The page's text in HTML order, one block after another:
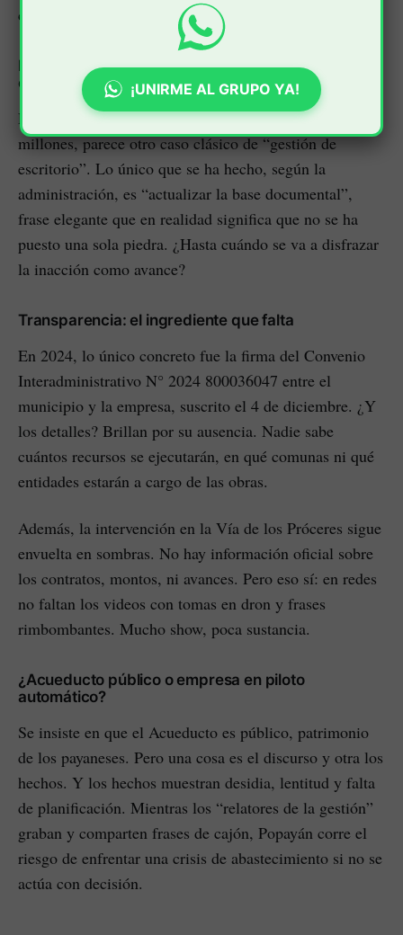
comunicados optimistas?
Interceptor Cauca V: presupuesto millonario, cero
ejecución
El Interceptor Cauca V, con un presupuesto de $3.500
millones, parece otro caso clásico de “gestión de
escritorio”. Lo único que se ha hecho, según la
administración, es “actualizar la base documental”,
frase elegante que en realidad significa que no se ha
puesto una sola piedra. ¿Hasta cuándo se va a disfrazar
la inacción como avance?
Transparencia: el ingrediente que falta
En 2024, lo único concreto fue la firma del Convenio
Interadministrativo N° 2024 800036047 entre el
municipio y la empresa, suscrito el 4 de diciembre. ¿Y
los detalles? Brillan por su ausencia. Nadie sabe
cuántos recursos se ejecutarán, en qué comunas ni qué
entidades estarán a cargo de las obras.
Además, la intervención en la Vía de los Próceres sigue
envuelta en sombras. No hay información oficial sobre
los contratos, montos, ni avances. Pero eso sí: en redes
no faltan los videos con tomas en dron y frases
rimbombantes. Mucho show, poca sustancia.
¿Acueducto público o empresa en piloto
automático?
Se insiste en que el Acueducto es público, patrimonio
de los payaneses. Pero una cosa es el discurso y otra los
hechos. Y los hechos muestran desidia, lentitud y falta
de planificación. Mientras los “relatores de la gestión”
graban y comparten frases de cajón, Popayán corre el
riesgo de enfrentar una crisis de abastecimiento si no se
actúa con decisión.
¡UNIRME AL GRUPO YA!